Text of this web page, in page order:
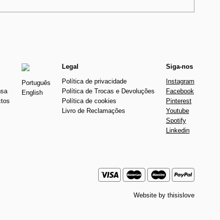
Português
English
Legal
Política de privacidade
Política de Trocas e Devoluções
Política de cookies
Livro de Reclamações
Siga-nos
Instagram
Facebook
Pinterest
Youtube
Spotify
Linkedin
Website by thisislove